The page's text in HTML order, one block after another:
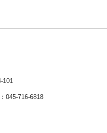
101
045-716-6818